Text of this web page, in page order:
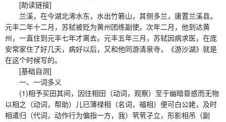
[助读链接]
兰溪，在今湖北浠水东，水出竹箬山，其侧多兰，唐置兰溪县。
元丰二年十二月，苏轼被贬为黄州团练副使。次年二月，他到达黄
州，一直住到元丰七年才离去。元丰五年三月，苏轼因病求医，在庞
安常家住了好几天，病好以后，又和他同游清泉寺，《游沙湖》就是
在这个时候写的。
[基础自测]
一、一词多义
(1)相予买田其间，因往相田（动词，观察）至于幽暗昏惑而无物
以相之（动词，帮助）儿已薄禄相（名词，福相）便可白公姥，及时
相遣归（代词，动作行为偏指一方，我）茕茕孑立，形影相吊（副